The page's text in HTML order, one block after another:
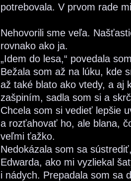
potrebovala. V prvom rade
Nehovorili sme veľa.
rovnako ako ja.
„Idem do lesa,“ povedala
Bežala som až na lúku, kde
až také blato ako vtedy, a aj
zašpiním, sadla som si a
Chcela som si vedieť lepšie
a rozťahovať ho, ale blana,
veľmi ťažko.
Nedokázala som sa
Edwarda, ako mi vyzliekal
i nádych. Prepadala som sa